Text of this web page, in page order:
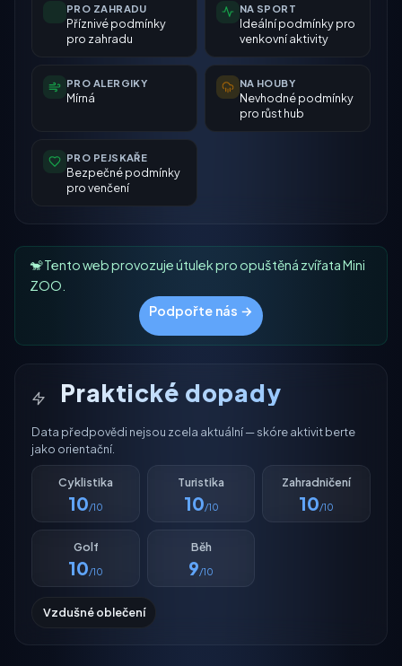
PRO ZAHRADU
Příznivé podmínky
pro zahradu
NA SPORT
Ideální podmínky pro
venkovní aktivity
PRO ALERGIKY
Mírná
NA HOUBY
Nevhodné podmínky
pro růst hub
PRO PEJSKAŘE
Bezpečné podmínky
pro venčení
🐒 Tento web provozuje útulek pro opuštěná zvířata Mini
ZOO.
Podpořte nás →
Praktické dopady
Data předpovědi nejsou zcela aktuální — skóre aktivit berte
jako orientační.
Cyklistika
10/10
Turistika
10/10
Zahradničení
10/10
Golf
10/10
Běh
9/10
Vzdušné oblečení